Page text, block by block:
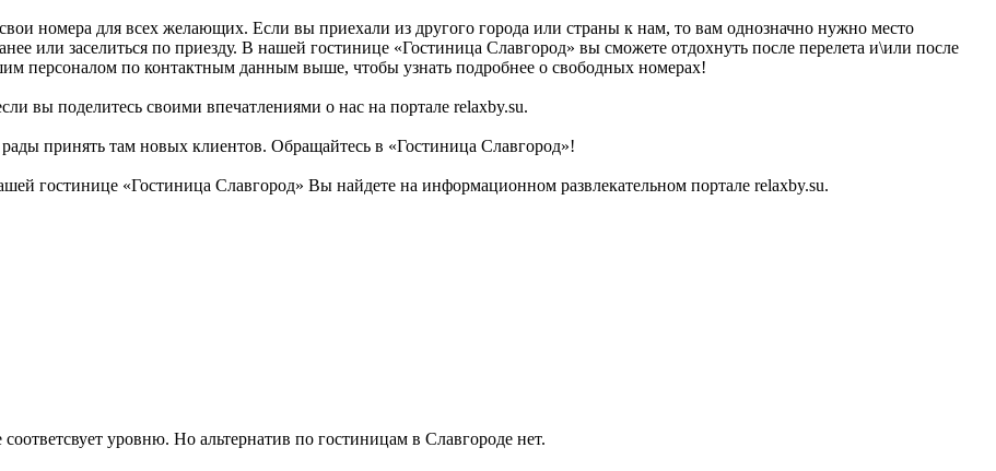
номера для всех желающих. Если вы приехали из другого города или страны к нам, то вам однозначно нужно место
или заселиться по приезду. В нашей гостинице «Гостиница Славгород» вы сможете отдохнуть после перелета и\или после
персоналом по контактным данным выше, чтобы узнать подробнее о свободных номерах!
вы поделитесь своими впечатлениями о нас на портале relaxby.su.
принять там новых клиентов. Обращайтесь в «Гостиница Славгород»!
гостинице «Гостиница Славгород» Вы найдете на информационном развлекательном портале relaxby.su.
уровню. Но альтернатив по гостиницам в Славгороде нет.